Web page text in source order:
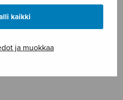
kaikki
ja muokkaa